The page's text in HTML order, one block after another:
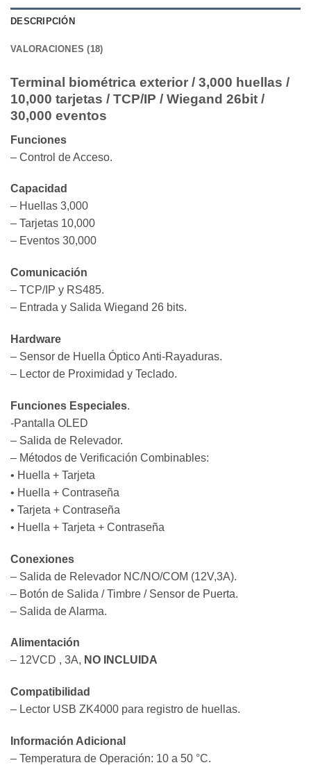
DESCRIPCIÓN
VALORACIONES (18)
Terminal biométrica exterior / 3,000 huellas /
10,000 tarjetas / TCP/IP / Wiegand 26bit /
30,000 eventos
Funciones
– Control de Acceso.
Capacidad
– Huellas 3,000
– Tarjetas 10,000
– Eventos 30,000
Comunicación
– TCP/IP y RS485.
– Entrada y Salida Wiegand 26 bits.
Hardware
– Sensor de Huella Óptico Anti-Rayaduras.
– Lector de Proximidad y Teclado.
Funciones Especiales.
-Pantalla OLED
– Salida de Relevador.
– Métodos de Verificación Combinables:
• Huella + Tarjeta
• Huella + Contraseña
• Tarjeta + Contraseña
• Huella + Tarjeta + Contraseña
Conexiones
– Salida de Relevador NC/NO/COM (12V,3A).
– Botón de Salida / Timbre / Sensor de Puerta.
– Salida de Alarma.
Alimentación
– 12VCD , 3A, NO INCLUIDA
Compatibilidad
– Lector USB ZK4000 para registro de huellas.
Información Adicional
– Temperatura de Operación: 10 a 50 °C.